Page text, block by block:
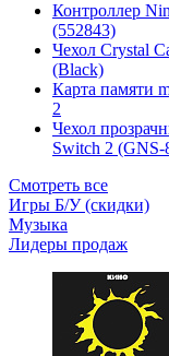
Контроллер
(552843)
Чехол Сrystal
(Black)
Карта памяти
2
Чехол
Switch 2 (GNS-
Смотреть все
Игры Б/У (скидки)
Музыка
Лидеры продаж